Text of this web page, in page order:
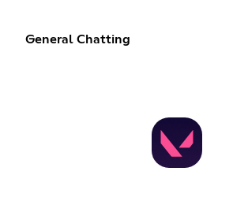
General Chatting